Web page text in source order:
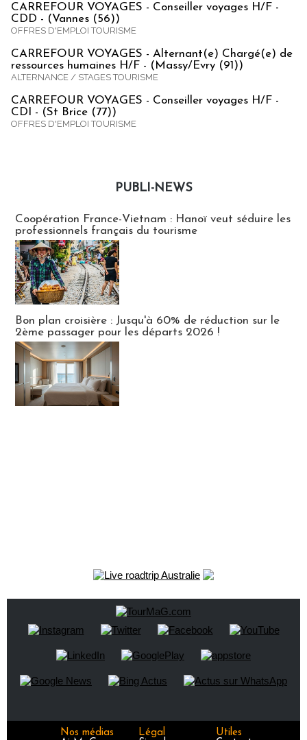
CARREFOUR VOYAGES - Conseiller voyages H/F -
CDD - (Vannes (56))
OFFRES D'EMPLOI TOURISME
CARREFOUR VOYAGES - Alternant(e) Chargé(e) de
ressources humaines H/F - (Massy/Evry (91))
ALTERNANCE / STAGES TOURISME
CARREFOUR VOYAGES - Conseiller voyages H/F -
CDI - (St Brice (77))
OFFRES D'EMPLOI TOURISME
PUBLI-NEWS
Coopération France-Vietnam : Hanoï veut séduire les
professionnels français du tourisme
Bon plan croisière : Jusqu'à 60% de réduction sur le
2ème passager pour les départs 2026 !
Nos médias
Légal
Utiles